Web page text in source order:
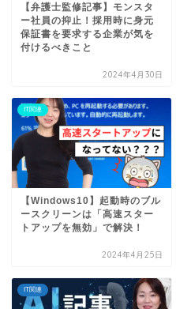
【弁護士監修記事】モンスタ
ー社員の抑止！採用時に身元
保証書を要求する企業が気を
付けるべきこと
2024年4月30日
IT関連
【Windows10】起動時のブル
ースクリーンは「高速スター
トアップを無効」で解決！
2024年4月25日
IT関連